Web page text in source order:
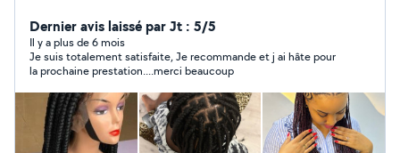
Dernier avis laissé par Jt : 5/5
Il y a plus de 6 mois
Je suis totalement satisfaite, Je recommande et j ai hâte pour
la prochaine prestation....merci beaucoup